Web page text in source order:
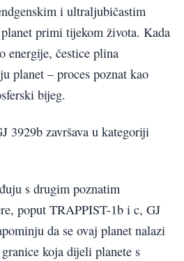
i ultraljubičastim
primi tijekom života. Kada
energije, čestice plina
planet – proces poznat kao
bijeg.
3929b završava u kategoriji
s drugim poznatim
poput TRAPPIST-1b i c, GJ
da se ovaj planet nalazi
koja dijeli planete s